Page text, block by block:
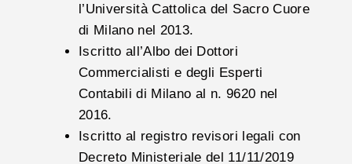
l’Università Cattolica del Sacro Cuore
di Milano nel 2013.
Iscritto all’Albo dei Dottori
Commercialisti e degli Esperti
Contabili di Milano al n. 9620 nel
2016.
Iscritto al registro revisori legali con
Decreto Ministeriale del 11/11/2019